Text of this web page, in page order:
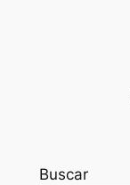
Buscar